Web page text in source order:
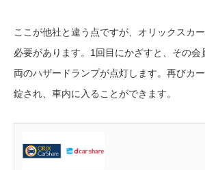
ここが他社と違う点ですが、オリックスカ
必要があります。1回目にかざすと、その会
両のハザードランプが点灯します。再びカ
錠され、車内に入ることができます。